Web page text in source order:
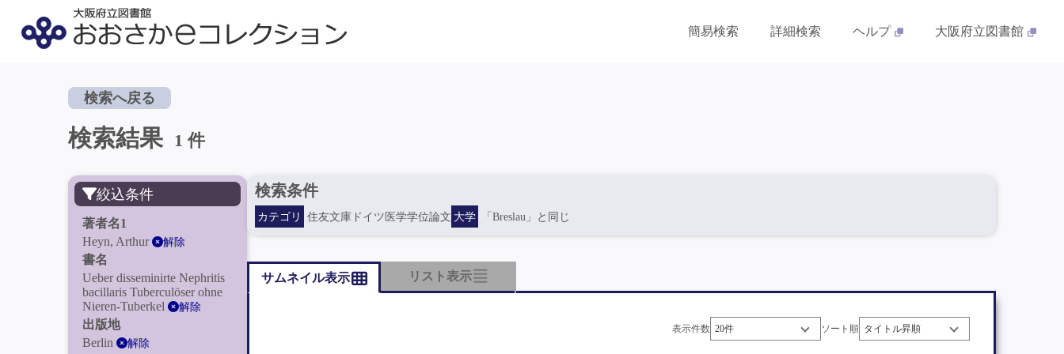
簡易検索 詳細検索 ヘルプ 大阪府立図書館
検索へ戻る
検索結果 1 件
絞込条件
著者名1
Heyn, Arthur
解除
書名
Ueber disseminirte Nephritis
bacillaris Tuberculöser ohne
Nieren-Tuberkel
解除
出版地
Berlin
解除
検索条件
カテゴリ 住友文庫ドイツ医学学位論文 大学 「Breslau」と同じ
サムネイル表示 リスト表示
表示件数 ソート順